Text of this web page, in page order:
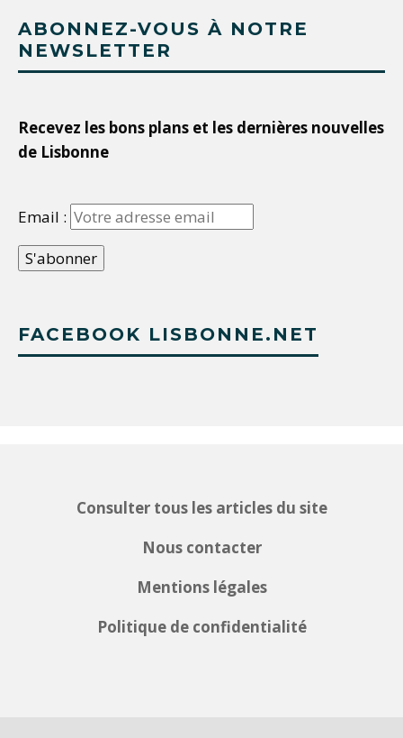
ABONNEZ-VOUS À NOTRE
NEWSLETTER
Recevez les bons plans et les dernières nouvelles
de Lisbonne
Email :
FACEBOOK LISBONNE.NET
Consulter tous les articles du site
Nous contacter
Mentions légales
Politique de confidentialité